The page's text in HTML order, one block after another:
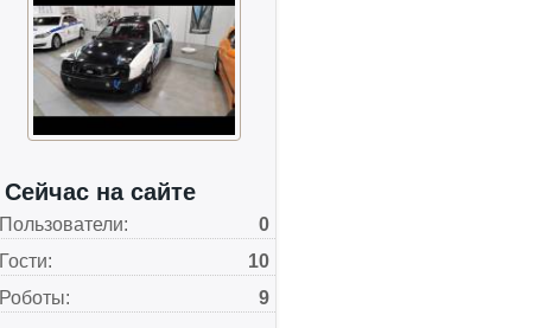
Сейчас на сайте
Пользователи:
0
Гости:
10
Роботы:
9